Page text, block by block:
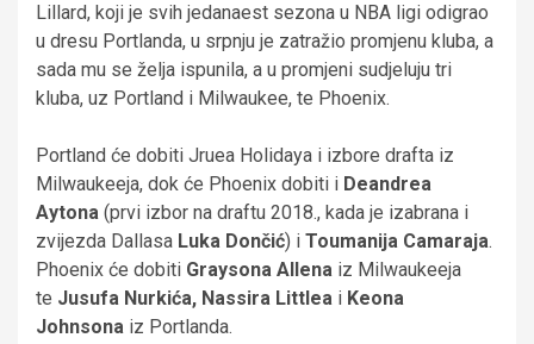
Lillard, koji je svih jedanaest sezona u NBA ligi odigrao
u dresu Portlanda, u srpnju je zatražio promjenu kluba, a
sada mu se želja ispunila, a u promjeni sudjeluju tri
kluba, uz Portland i Milwaukee, te Phoenix.
Portland će dobiti Jruea Holidaya i izbore drafta iz
Milwaukeeja, dok će Phoenix dobiti i Deandrea
Aytona (prvi izbor na draftu 2018., kada je izabrana i
zvijezda Dallasa Luka Dončić) i Toumanija Camaraja.
Phoenix će dobiti Graysona Allena iz Milwaukeeja
te Jusufa Nurkića, Nassira Littlea i Keona
Johnsona iz Portlanda.